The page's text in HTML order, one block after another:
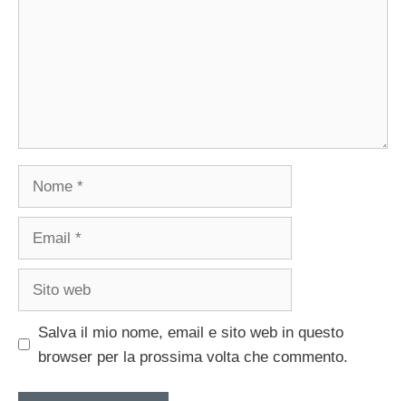
Nome
Email
Sito
Salva il mio nome, email e sito web in questo
browser per la prossima volta che commento.